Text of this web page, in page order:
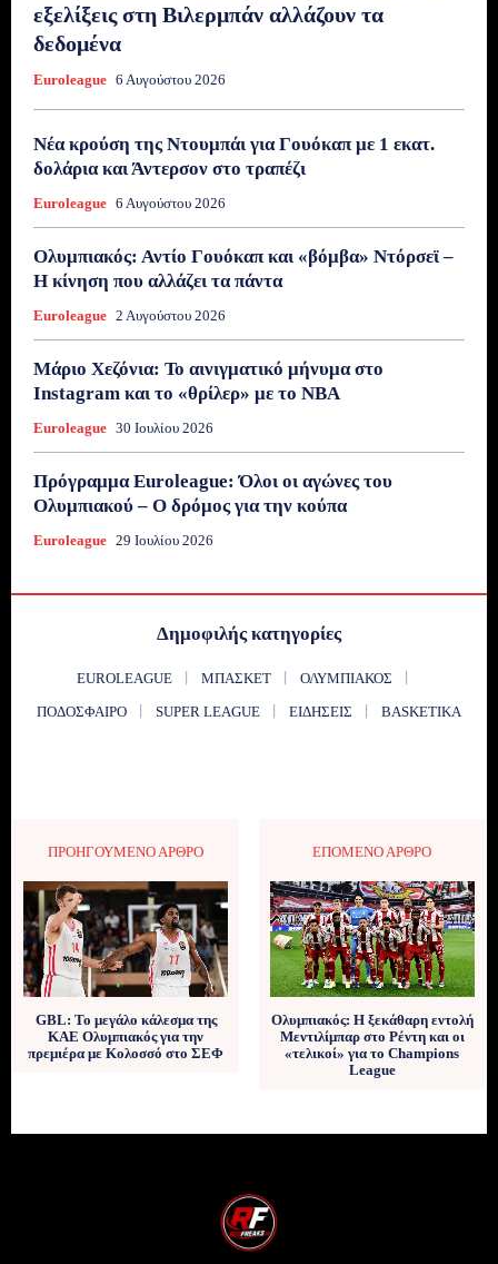
εξελίξεις στη Βιλερμπάν αλλάζουν τα
δεδομένα
Euroleague 6 Αυγούστου 2026
Νέα κρούση της Ντουμπάι για Γουόκαπ με 1 εκατ.
δολάρια και Άντερσον στο τραπέζι
Euroleague 6 Αυγούστου 2026
Ολυμπιακός: Αντίο Γουόκαπ και «βόμβα» Ντόρσεϊ –
Η κίνηση που αλλάζει τα πάντα
Euroleague 2 Αυγούστου 2026
Μάριο Χεζόνια: Το αινιγματικό μήνυμα στο
Instagram και το «θρίλερ» με το NBA
Euroleague 30 Ιουλίου 2026
Πρόγραμμα Euroleague: Όλοι οι αγώνες του
Ολυμπιακού – Ο δρόμος για την κούπα
Euroleague 29 Ιουλίου 2026
Δημοφιλής κατηγορίες
EUROLEAGUE ΜΠΆΣΚΕΤ
ΟΛΥΜΠΙΑΚΌΣ
ΠΟΔΌΣΦΑΙΡΟ
SUPER LEAGUE ΕΙΔΉΣΕΙΣ BASKETIKA
ΠΡΟΗΓΟΎΜΕΝΟ ΆΡΘΡΟ
GBL: Το μεγάλο κάλεσμα της
ΚΑΕ Ολυμπιακός για την
πρεμιέρα με Κολοσσό στο ΣΕΦ
ΕΠΌΜΕΝΟ ΆΡΘΡΟ
Ολυμπιακός: Η ξεκάθαρη εντολή
Μεντιλίμπαρ στο Ρέντη και οι
«τελικοί» για το Champions
League